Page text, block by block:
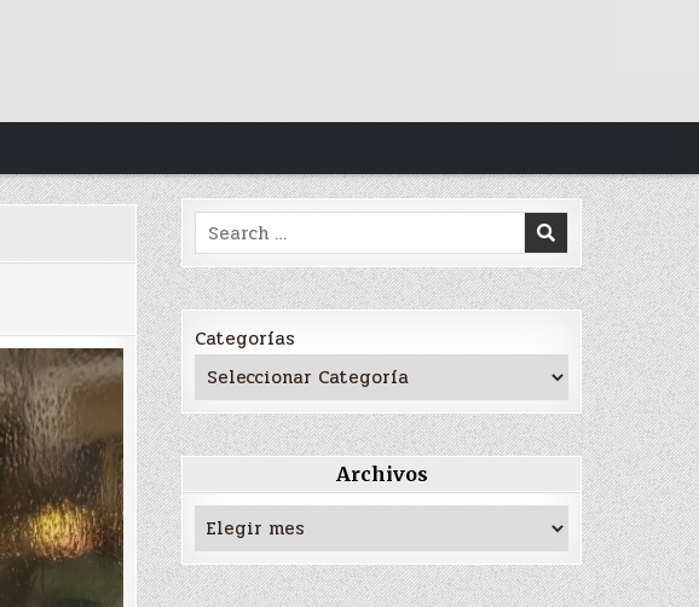
Search
for:
Categorías
Archivos
Archivos